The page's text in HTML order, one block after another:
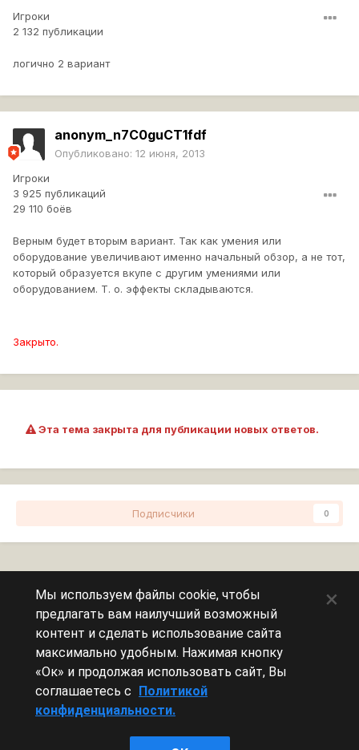
Игроки
2 132 публикации
логично 2 вариант
anonym_n7C0guCT1fdf
Опубликовано: 12 июня, 2013
Игроки
3 925 публикаций
29 110 боёв
Верным будет вторым вариант. Так как умения или
оборудование увеличивают именно начальный обзор, а не тот,
который образуется вкупе с другим умениями или
оборудованием. Т. о. эффекты складываются.
Закрыто.
Эта тема закрыта для публикации новых ответов.
Подписчики 0
Сейчас на странице
Эту страницу никто не просматривает.
Леста Игры
Мы используем файлы cookie, чтобы
предлагать вам наилучший возможный
контент и сделать использование сайта
максимально удобным. Нажимая кнопку
«Ок» и продолжая использовать сайт, Вы
соглашаетесь с Политикой
конфиденциальности.
×